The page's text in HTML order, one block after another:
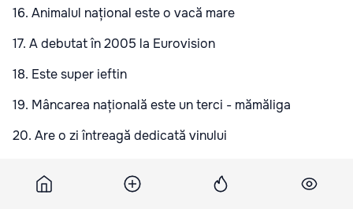
16. Animalul național este o vacă mare
17. A debutat în 2005 la Eurovision
18. Este super ieftin
19. Mâncarea națională este un terci - mămăliga
20. Are o zi întreagă dedicată vinului
22. Moldovenilor le place muzica și dansul